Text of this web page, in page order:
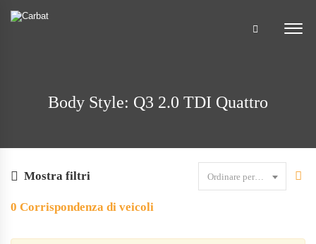
Body Style: Q3 2.0 TDI Quattro
Mostra filtri Ordinare per data
0 Corrispondenza di veicoli